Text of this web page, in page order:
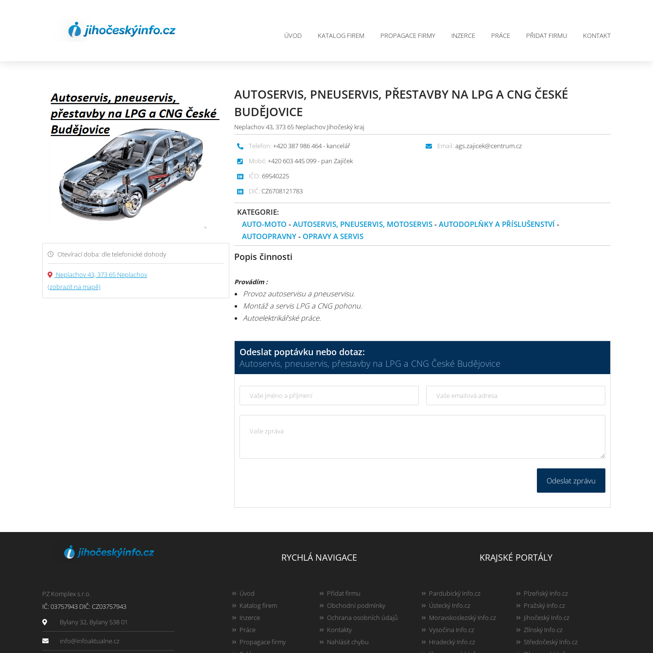
ÚVOD KATALOG FIREM PROPAGACE FIRMY INZERCE PRÁCE PŘIDAT FIRMU KONTAKT
AUTOSERVIS, PNEUSERVIS, PŘESTAVBY NA LPG A CNG ČESKÉ
BUDĚJOVICE
Neplachov 43, 373 65 Neplachov Jihočeský kraj
Telefon: +420 387 986 464 - kancelář
Mobil: +420 603 445 099 - pan Zajíček
IČO: 69540225
DIČ: CZ6708121783
Email: ags.zajicek@centrum.cz
KATEGORIE:
AUTO-MOTO -AUTOSERVIS, PNEUSERVIS, MOTOSERVIS -AUTODOPLŇKY A PŘÍSLUŠENSTVÍ -
AUTOOPRAVNY - OPRAVY A SERVIS
Popis činnosti
Provádím :
Provoz autoservisu a pneuservisu.
Montáž a servis LPG a CNG pohonu.
Autoelektrikářské práce.
Odeslat poptávku nebo dotaz:
Autoservis, pneuservis, přestavby na LPG a CNG České Budějovice
Odeslat zprávu
Otevírací doba: dle telefonické dohody
Neplachov 43, 373 65 Neplachov
(zobrazit na mapě)
PZ Komplex s.r.o.
IČ: 03757943 DIČ: CZ03757943
Bylany 32, Bylany 538 01
info@infoaktualne.cz
RYCHLÁ NAVIGACE
Úvod
Katalog firem
Inzerce
Práce
Propagace firmy
Přidat firmu
Obchodní podmínky
Ochrana osobních údajů
Kontakty
Nahlásit chybu
KRAJSKÉ PORTÁLY
Pardubický Info.cz
Ústecký Info.cz
Moravskoslezský Info.cz
Vysočina Info.cz
Hradecký Info.cz
Plzeňský Info.cz
Pražský Info.cz
Jihočeský Info.cz
Zlínský Info.cz
Středočeský Info.cz